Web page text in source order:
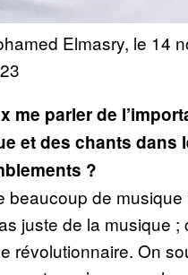
Elmasry, le 14
me parler de
et des chants dans
?
beaucoup de musique
juste de la musique ;
révolutionnaire. On